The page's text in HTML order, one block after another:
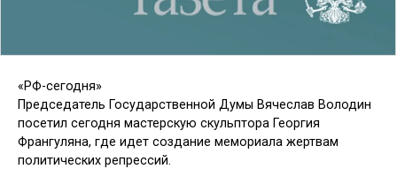
«РФ-сегодня»
Председатель Государственной Думы Вячеслав Володин
посетил сегодня мастерскую скульптора Георгия
Франгуляна, где идет создание мемориала жертвам
политических репрессий.